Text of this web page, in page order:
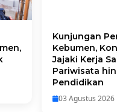
Kunjungan
Kebumen,
Jajaki Kerja
Pariwisata
Pendidikan
03 Agustus 2026